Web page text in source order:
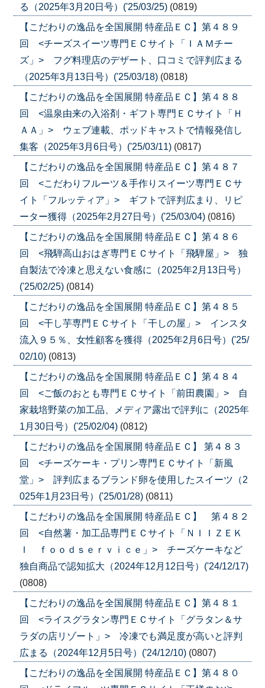
る（2025年3月20日号）('25/03/25) (0819)
【こだわりの逸品を全国展開 特産品ＥＣ】第４８９
回 <チーズスイーツ専門ＥＣサイト「ＩＡＭチー
ズ」> フグ料理店のデザート、口コミで評判広まる
（2025年3月13日号）('25/03/18) (0818)
【こだわりの逸品を全国展開 特産品ＥＣ】第４８８
回 <温泉由来の入浴剤・ギフト専門ＥＣサイト「Ｈ
ＡＡ」> ウェブ連載、ポッドキャストで情報発信し
集客（2025年3月6日号）('25/03/11) (0817)
【こだわりの逸品を全国展開 特産品ＥＣ】第４８７
回 <こだわりフルーツ＆手作りスイーツ専門ＥＣサ
イト「フルッティア」> ギフトで評判広まり、リピ
ーター獲得（2025年2月27日号）('25/03/04) (0816)
【こだわりの逸品を全国展開 特産品ＥＣ】第４８６
回 <飛騨高山おはぎ専門ＥＣサイト「飛騨屋」> 独
自製法で冷凍と思えない食感に（2025年2月13日号）
('25/02/25) (0814)
【こだわりの逸品を全国展開 特産品ＥＣ】第４８５
回 <干し芋専門ＥＣサイト「干しの屋」> インスタ
流入９５％、女性顧客を獲得（2025年2月6日号）('25/
02/10) (0813)
【こだわりの逸品を全国展開 特産品ＥＣ】第４８４
回 <ご飯のおとも専門ＥＣサイト「前田農園」> 自
家栽培野菜の加工品、メディア露出で評判に（2025年
1月30日号）('25/02/04) (0812)
【こだわりの逸品を全国展開 特産品ＥＣ】 第４８３
回 <チーズケーキ・プリン専門ＥＣサイト「新風
堂」> 評判広まるブランド卵を使用したスイーツ（2
025年1月23日号）('25/01/28) (0811)
【こだわりの逸品を全国展開 特産品ＥＣ】 第４８２
回 <自然薯・加工品専門ＥＣサイト「ＮＩＩＺＥＫ
Ｉ ｆｏｏｄｓｅｒｖｉｃｅ」> チーズケーキなど
独自商品で認知拡大（2024年12月12日号）('24/12/17)
(0808)
【こだわりの逸品を全国展開 特産品ＥＣ】第４８１
回 <ライスグラタン専門ＥＣサイト「グラタン＆サ
ラダの店リゾート」> 冷凍でも満足度が高いと評判
広まる（2024年12月5日号）('24/12/10) (0807)
【こだわりの逸品を全国展開 特産品ＥＣ】第４８０